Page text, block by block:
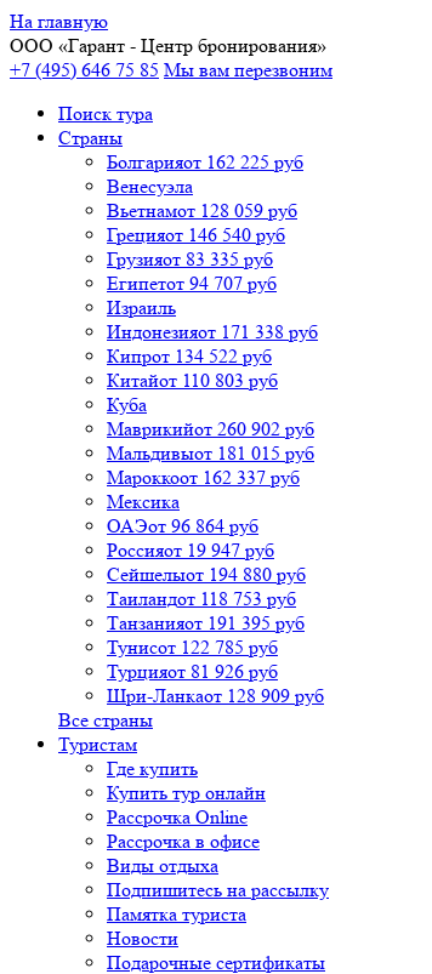
На главную
ООО «Гарант - Центр бронирования»
+7 (495) 646 75 85 Мы вам перезвоним
Поиск тура
Cтраны
Болгарияот 162 225 руб
Венесуэла
Вьетнамот 128 059 руб
Грецияот 146 540 руб
Грузияот 83 335 руб
Египетот 94 707 руб
Израиль
Индонезияот 171 338 руб
Кипрот 134 522 руб
Китайот 110 803 руб
Куба
Маврикийот 260 902 руб
Мальдивыот 181 015 руб
Мароккоот 162 337 руб
Мексика
ОАЭот 96 864 руб
Россияот 19 947 руб
Сейшелыот 194 880 руб
Таиландот 118 753 руб
Танзанияот 191 395 руб
Тунисот 122 785 руб
Турцияот 81 926 руб
Шри-Ланкаот 128 909 руб
Все страны
Туристам
Где купить
Купить тур онлайн
Рассрочка Online
Рассрочка в офисе
Виды отдыха
Подпишитесь на рассылку
Памятка туриста
Новости
Подарочные сертификаты